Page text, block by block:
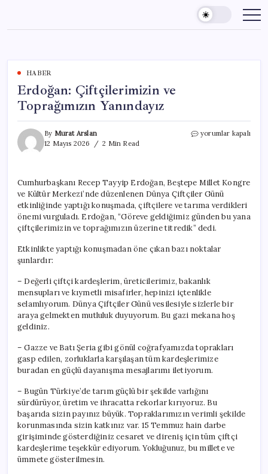
content
HABER
Erdoğan: Çiftçilerimizin ve
Toprağımızın Yanındayız
By Murat Arslan
12 Mayıs 2026
2 Min Read
Erdoğan:
için
yorumlar kapalı
Cumhurbaşkanı Recep Tayyip Erdoğan, Beştepe Millet Kongre
ve Kültür Merkezi’nde düzenlenen Dünya Çiftçiler Günü
etkinliğinde yaptığı konuşmada, çiftçilere ve tarıma verdikleri
önemi vurguladı. Erdoğan, “Göreve geldiğimiz günden bu yana
çiftçilerimizin ve toprağımızın üzerine titredik” dedi.
Etkinlikte yaptığı konuşmadan öne çıkan bazı noktalar
şunlardır:
– Değerli çiftçi kardeşlerim, üreticilerimiz, bakanlık
mensupları ve kıymetli misafirler, hepinizi içtenlikle
selamlıyorum. Dünya Çiftçiler Günü vesilesiyle sizlerle bir
araya gelmekten mutluluk duyuyorum. Bu gazi mekana hoş
geldiniz.
– Gazze ve Batı Şeria gibi gönül coğrafyamızda toprakları
gasp edilen, zorluklarla karşılaşan tüm kardeşlerimize
buradan en güçlü dayanışma mesajlarımı iletiyorum.
– Bugün Türkiye’de tarım güçlü bir şekilde varlığını
sürdürüyor, üretim ve ihracatta rekorlar kırıyoruz. Bu
başarıda sizin payınız büyük. Topraklarımızın verimli şekilde
korunmasında sizin katkınız var. 15 Temmuz hain darbe
girişiminde gösterdiğiniz cesaret ve direniş için tüm çiftçi
kardeşlerime teşekkür ediyorum. Yokluğunuz, bu millete ve
ümmete gösterilmesin.